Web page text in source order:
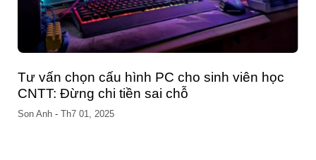
Tư vấn chọn cấu hình PC cho sinh viên học
CNTT: Đừng chi tiền sai chỗ
Son Anh - Th7 01, 2025